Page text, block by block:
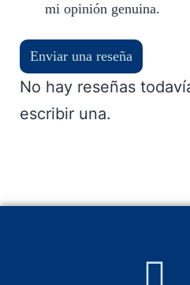
mi opinión genuina.
Enviar una reseña
No hay reseñas
escribir una.